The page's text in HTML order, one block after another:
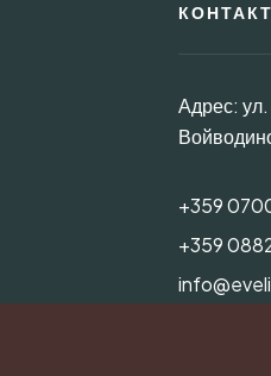
Адрес:
+359
+359